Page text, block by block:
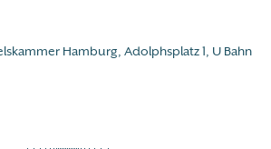
Hamburg, Adolphsplatz 1, U Bahn